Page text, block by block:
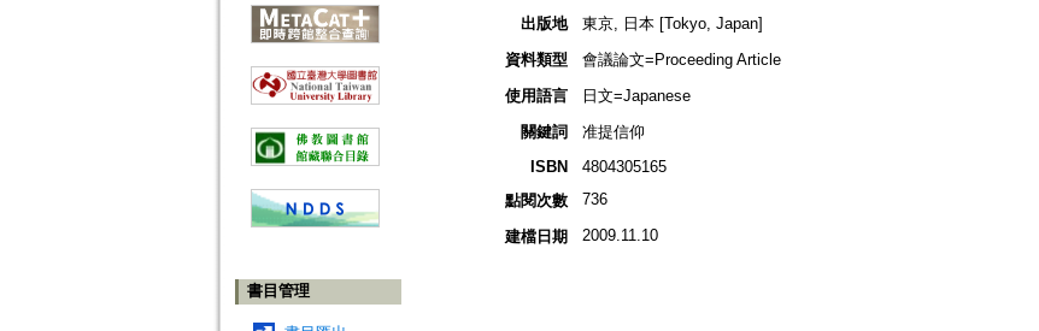
書目管理
出版地
東京, 日本 [Tokyo, Japan]
資料類型
會議論文=Proceeding Article
使用語言
日文=Japanese
關鍵詞
准提信仰
ISBN
4804305165
點閱次數
736
建檔日期 2009.11.10